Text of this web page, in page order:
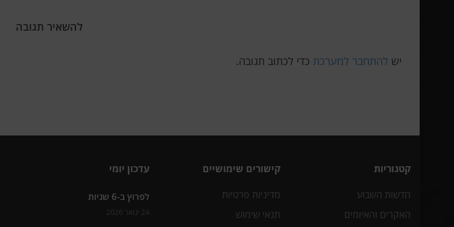
להשאיר תגובה
יש להתחבר למערכת כדי לכתוב תגובה.
קטגוריות
חדשות השבוע
האקרים והאיומים
קישורים שימושיים
מדיניות פרטיות
תנאי שימוש
עדכון יומי
לפרוץ ב-6 שניות
24 ינואר 2026